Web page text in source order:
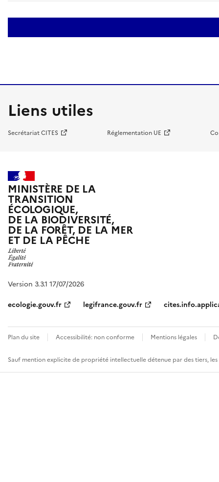
Liens utiles
Secrétariat CITES Réglementation UE
MINISTÈRE DE LA
TRANSITION
ÉCOLOGIQUE,
DE LA BIODIVERSITÉ,
DE LA FORÊT, DE LA MER
ET DE LA PÊCHE
Version 3.3.1 17/07/2026
ecologie.gouv.fr
legifrance.gouv.fr
Plan du site Accessibilité: non conforme Mentions légales
Sauf mention explicite de propriété intellectuelle détenue par des tiers,